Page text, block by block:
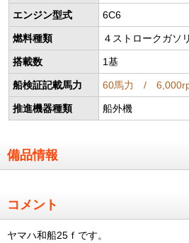
エンジン型式 6C6
燃料種類 ４ストロークガソ
搭載数 1基
船検証記載馬力 60馬力 /
推進機器種類 船外機
備品情報
コメント
ヤマハ和船25ｆです。